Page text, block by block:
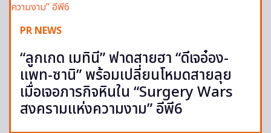
PR NEWS
“ลูกเกด เมทินี” ฟาดสายฮา “ดีเจอ๋อง-
แพท-ซานิ” พร้อมเปลี่ยนโหมดสายลุย
เมื่อเจอภารกิจหินใน “Surgery Wars
สงครามแห่งความงาม” อีพี6